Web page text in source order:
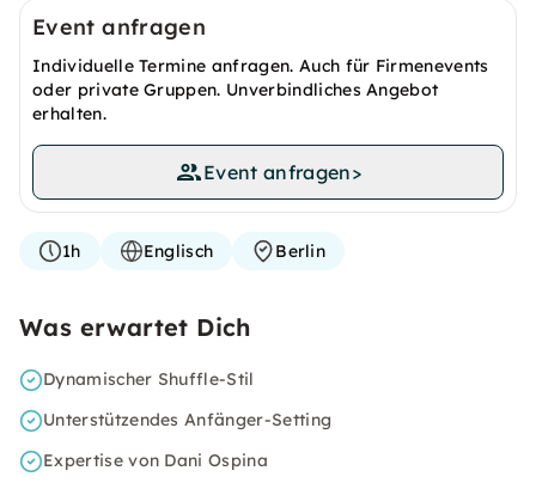
Event anfragen
Individuelle Termine anfragen. Auch für Firmenevents
oder private Gruppen. Unverbindliches Angebot
erhalten.
Event anfragen>
1h Englisch Berlin
Was erwartet Dich
Dynamischer Shuffle-Stil
Unterstützendes Anfänger-Setting
Expertise von Dani Ospina